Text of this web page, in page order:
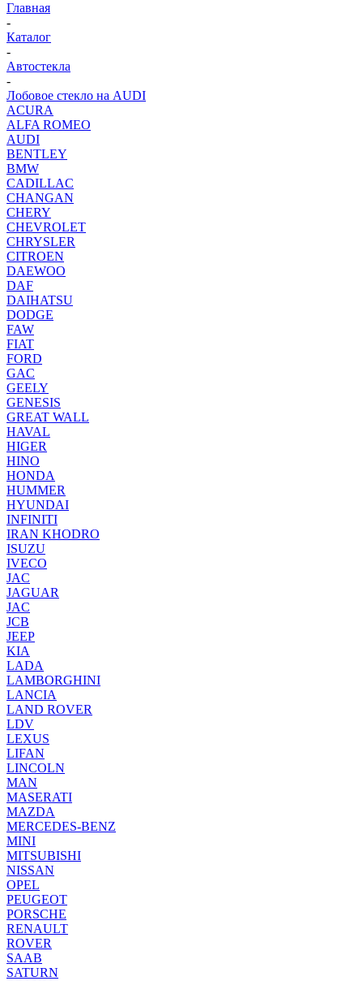
Главная
-
Каталог
-
Автостекла
-
Лобовое стекло на AUDI
ACURA
ALFA ROMEO
AUDI
BENTLEY
BMW
CADILLAC
CHANGAN
CHERY
CHEVROLET
CHRYSLER
CITROEN
DAEWOO
DAF
DAIHATSU
DODGE
FAW
FIAT
FORD
GAC
GEELY
GENESIS
GREAT WALL
HAVAL
HIGER
HINO
HONDA
HUMMER
HYUNDAI
INFINITI
IRAN KHODRO
ISUZU
IVECO
JAC
JAGUAR
JAС
JCB
JEEP
KIA
LADA
LAMBORGHINI
LANCIA
LAND ROVER
LDV
LEXUS
LIFAN
LINCOLN
MAN
MASERATI
MAZDA
MERCEDES-BENZ
MINI
MITSUBISHI
NISSAN
OPEL
PEUGEOT
PORSCHE
RENAULT
ROVER
SAAB
SATURN